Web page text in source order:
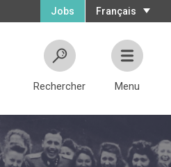
Français
Jobs
Rechercher Menu